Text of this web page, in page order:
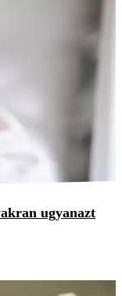
ugyanazt